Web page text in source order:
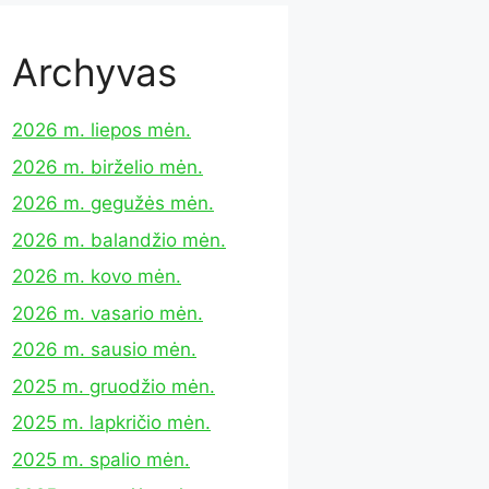
Archyvas
2026 m. liepos mėn.
2026 m. birželio mėn.
2026 m. gegužės mėn.
2026 m. balandžio mėn.
2026 m. kovo mėn.
2026 m. vasario mėn.
2026 m. sausio mėn.
2025 m. gruodžio mėn.
2025 m. lapkričio mėn.
2025 m. spalio mėn.